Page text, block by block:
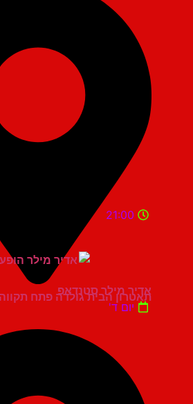
תאטרון הבית גולדה פתח תקווה
21:00
אדיר מילר סטנדאפ
יום ד'